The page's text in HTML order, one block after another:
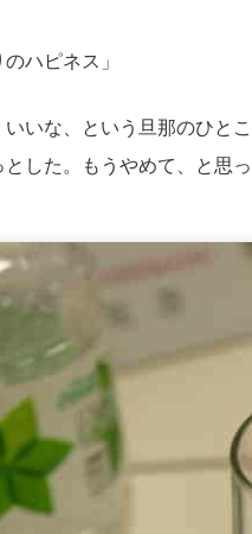
のハピネス」
いいな、という旦那のひと
とした。もうやめて、と思